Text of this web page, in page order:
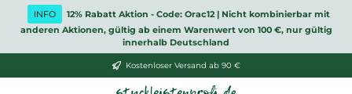
Zum Hauptinhalt springen
INFO
12% Rabatt Aktion - Code: Orac12 | Nicht kombinierbar mit
anderen Aktionen, gültig ab einem Warenwert von 100 €, nur gültig
innerhalb Deutschland
Kostenloser Versand ab 90 €